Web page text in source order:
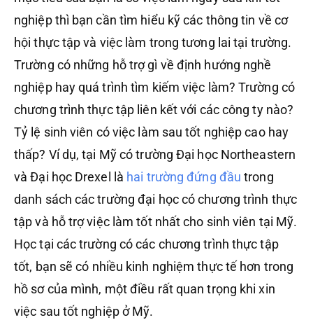
nghiệp thì bạn cần tìm hiểu kỹ các thông tin về cơ
hội thực tập và việc làm trong tương lai tại trường.
Trường có những hỗ trợ gì về định hướng nghề
nghiệp hay quá trình tìm kiếm việc làm? Trường có
chương trình thực tập liên kết với các công ty nào?
Tỷ lệ sinh viên có việc làm sau tốt nghiệp cao hay
thấp? Ví dụ, tại Mỹ có trường Đại học Northeastern
và Đại học Drexel là hai trường đứng đầu trong
danh sách các trường đại học có chương trình thực
tập và hỗ trợ việc làm tốt nhất cho sinh viên tại Mỹ.
Học tại các trường có các chương trình thực tập
tốt, bạn sẽ có nhiều kinh nghiệm thực tế hơn trong
hồ sơ của mình, một điều rất quan trọng khi xin
việc sau tốt nghiệp ở Mỹ.